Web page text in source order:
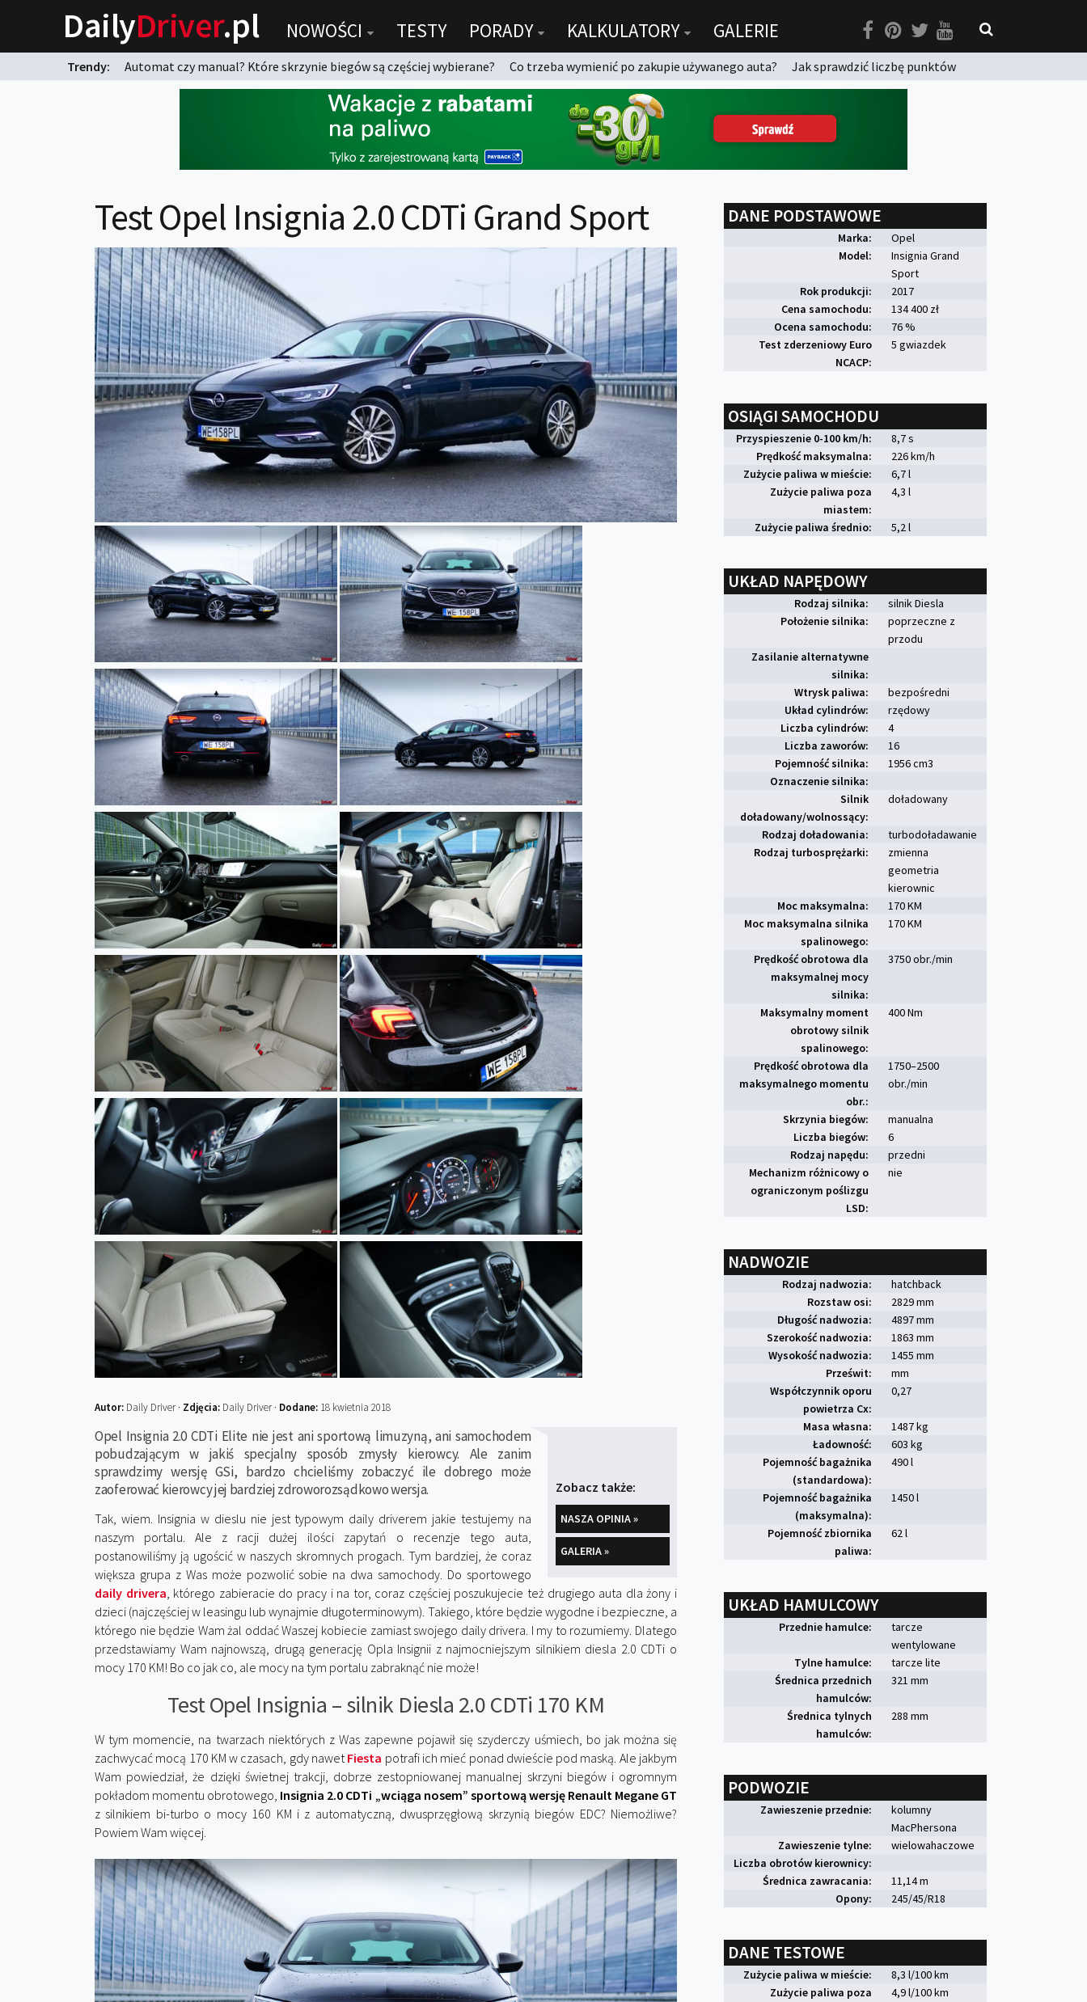
DailyDriver.pl NOWOŚCI TESTY PORADY KALKULATORY GALERIE
Trendy: Automat czy manual? Które skrzynie biegów są częściej wybierane? Co trzeba wymienić po zakupie używanego auta?
Jak sprawdzić liczbę punktów
Test Opel Insignia 2.0 CDTi Grand Sport
Autor: Daily Driver · Zdjęcia: Daily Driver · Dodane: 18 kwietnia 2018
Zobacz także:
NASZA OPINIA »
GALERIA »
Opel Insignia 2.0 CDTi Elite nie jest ani sportową limuzyną, ani samochodem
pobudzającym w jakiś specjalny sposób zmysły kierowcy. Ale zanim
sprawdzimy wersję GSi, bardzo chcieliśmy zobaczyć ile dobrego może
zaoferować kierowcy jej bardziej zdroworozsądkowo wersja.
Tak, wiem. Insignia w dieslu nie jest typowym daily driverem jakie testujemy na
naszym portalu. Ale z racji dużej ilości zapytań o recenzje tego auta,
postanowiliśmy ją ugościć w naszych skromnych progach. Tym bardziej, że coraz
większa grupa z Was może pozwolić sobie na dwa samochody. Do sportowego
daily drivera, którego zabieracie do pracy i na tor, coraz częściej poszukujecie też drugiego auta dla żony i
dzieci (najczęściej w leasingu lub wynajmie długoterminowym). Takiego, które będzie wygodne i bezpieczne, a
którego nie będzie Wam żal oddać Waszej kobiecie zamiast swojego daily drivera. I my to rozumiemy. Dlatego
przedstawiamy Wam najnowszą, drugą generację Opla Insignii z najmocniejszym silnikiem diesla 2.0 CDTi o
mocy 170 KM! Bo co jak co, ale mocy na tym portalu zabraknąć nie może!
Test Opel Insignia – silnik Diesla 2.0 CDTi 170 KM
W tym momencie, na twarzach niektórych z Was zapewne pojawił się szyderczy uśmiech, bo jak można się
zachwycać mocą 170 KM w czasach, gdy nawetFiesta potrafi ich mieć ponad dwieście pod maską. Ale jakbym
Wam powiedział, że dzięki świetnej trakcji, dobrze zestopniowanej manualnej skrzyni biegów i ogromnym
pokładom momentu obrotowego, Insignia 2.0 CDTi „wciąga nosem” sportową wersję Renault Megane GT
z silnikiem bi-turbo o mocy 160 KM i z automatyczną, dwusprzęgłową skrzynią biegów EDC? Niemożliwe?
Powiem Wam więcej.
DANE PODSTAWOWE
Marka:
Opel
Model:
Insignia Grand
Sport
Rok produkcji:
2017
Cena samochodu:
134 400 zł
Ocena samochodu:
76 %
Test zderzeniowy Euro
NCACP:
5 gwiazdek
OSIĄGI SAMOCHODU
Przyspieszenie 0-100 km/h:
8,7 s
Prędkość maksymalna:
226 km/h
Zużycie paliwa w mieście:
6,7 l
Zużycie paliwa poza
miastem:
4,3 l
Zużycie paliwa średnio: 5,2 l
UKŁAD NAPĘDOWY
Rodzaj silnika:
silnik Diesla
Położenie silnika:
poprzeczne z
przodu
Zasilanie alternatywne
silnika:
Wtrysk paliwa:
bezpośredni
Układ cylindrów:
rzędowy
Liczba cylindrów:
4
Liczba zaworów:
16
Pojemność silnika:
1956 cm3
Oznaczenie silnika:
Silnik
doładowany/wolnossący:
doładowany
Rodzaj doładowania:
turbodoładawanie
Rodzaj turbosprężarki:
zmienna
geometria
kierownic
Moc maksymalna:
170 KM
Moc maksymalna silnika
spalinowego:
170 KM
Prędkość obrotowa dla
maksymalnej mocy
silnika:
3750 obr./min
Maksymalny moment
obrotowy silnik
spalinowego:
400 Nm
Prędkość obrotowa dla
maksymalnego momentu
obr.:
1750–2500
obr./min
Skrzynia biegów:
manualna
Liczba biegów:
6
Rodzaj napędu:
przedni
Mechanizm różnicowy o
ograniczonym poślizgu
LSD:
nie
NADWOZIE
Rodzaj nadwozia:
hatchback
Rozstaw osi:
2829 mm
Długość nadwozia:
4897 mm
Szerokość nadwozia:
1863 mm
Wysokość nadwozia:
1455 mm
Prześwit:
mm
Współczynnik oporu
powietrza Cx:
0,27
Masa własna:
1487 kg
Ładowność:
603 kg
Pojemność bagażnika
(standardowa):
490 l
Pojemność bagażnika
(maksymalna):
1450 l
Pojemność zbiornika
paliwa:
62 l
UKŁAD HAMULCOWY
Przednie hamulce:
tarcze
wentylowane
Tylne hamulce:
tarcze lite
Średnica przednich
hamulców:
321 mm
Średnica tylnych
hamulców:
288 mm
PODWOZIE
Zawieszenie przednie:
kolumny
MacPhersona
Zawieszenie tylne:
wielowahaczowe
Liczba obrotów kierownicy:
Średnica zawracania:
11,14 m
Opony:
245/45/R18
DANE TESTOWE
Zużycie paliwa w mieście:
8,3 l/100 km
Zużycie paliwa poza
4,9 l/100 km